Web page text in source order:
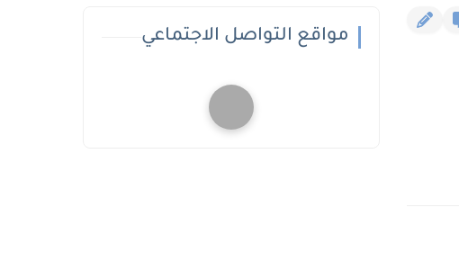
مواقع التواصل الاجتماعي